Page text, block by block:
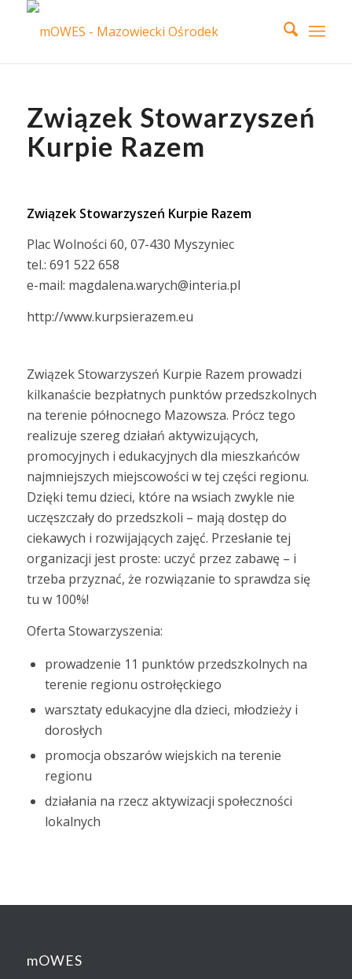
Związek Stowarzyszeń
Kurpie Razem
Związek Stowarzyszeń Kurpie Razem
Plac Wolności 60, 07-430 Myszyniec
tel.: 691 522 658
e-mail: magdalena.warych@interia.pl
http://www.kurpsierazem.eu
Związek Stowarzyszeń Kurpie Razem prowadzi
kilkanaście bezpłatnych punktów przedszkolnych
na terenie północnego Mazowsza. Prócz tego
realizuje szereg działań aktywizujących,
promocyjnych i edukacyjnych dla mieszkańców
najmniejszych miejscowości w tej części regionu.
Dzięki temu dzieci, które na wsiach zwykle nie
uczęszczały do przedszkoli – mają dostęp do
ciekawych i rozwijających zajęć. Przesłanie tej
organizacji jest proste: uczyć przez zabawę – i
trzeba przyznać, że rozwiązanie to sprawdza się
tu w 100%!
Oferta Stowarzyszenia:
prowadzenie 11 punktów przedszkolnych na
terenie regionu ostrołęckiego
warsztaty edukacyjne dla dzieci, młodzieży i
dorosłych
promocja obszarów wiejskich na terenie
regionu
działania na rzecz aktywizacji społeczności
lokalnych
mOWES